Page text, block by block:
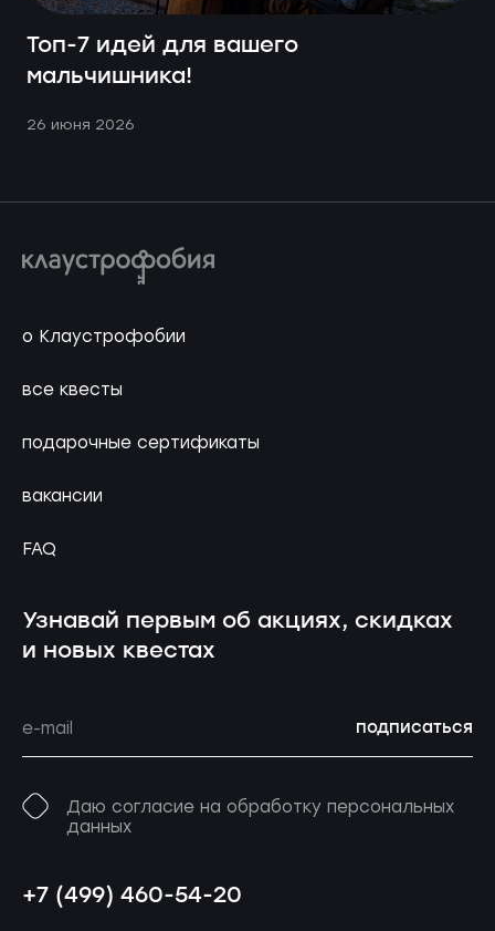
Топ-7 идей для вашего
мальчишника!
26 июня 2026
о Клаустрофобии
все квесты
подарочные сертификаты
вакансии
FAQ
Узнавай первым об акциях, скидках
и новых квестах
подписаться
Даю согласие на обработку персональных
данных
+7 (499) 460-54-20